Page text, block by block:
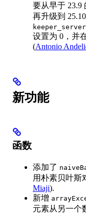
要从早于 23.9
再升级到
设置为 0，并
(Antonio
新功能
函数
添加了
用朴素贝叶斯
Miaji).
新增
元素从另一个